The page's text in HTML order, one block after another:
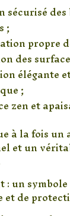
sécurisé
;
propre
des
élégante
;
zen et
à la fois un
et un
: un
et de